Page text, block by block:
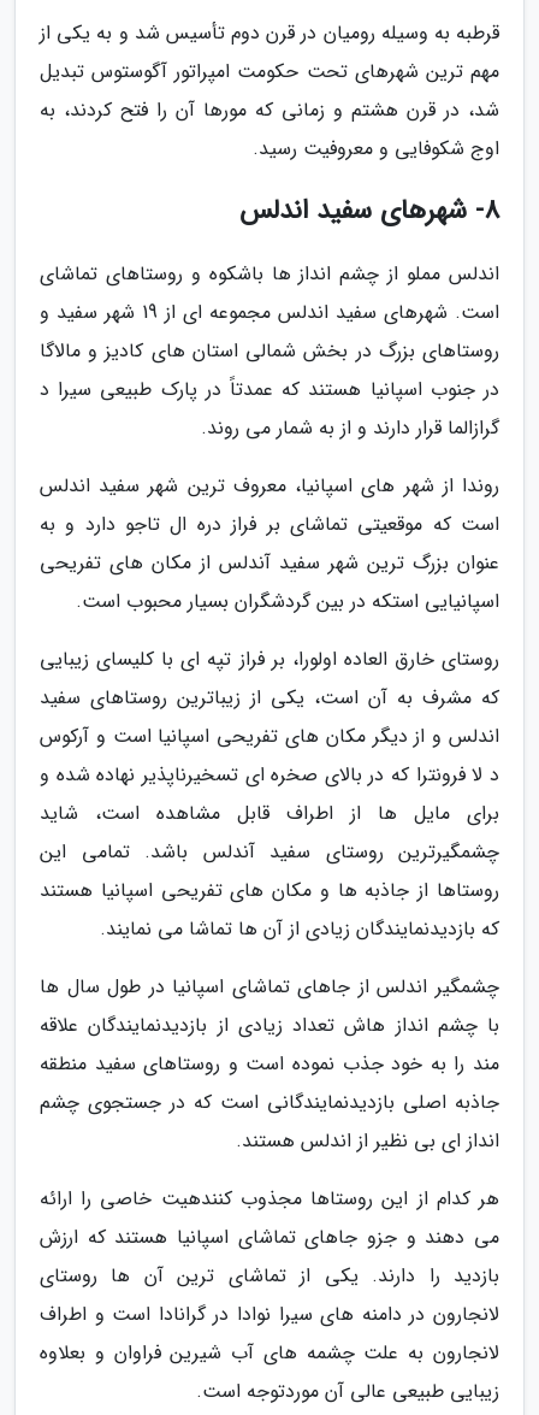
قرطبه به وسیله رومیان در قرن دوم تأسیس شد و به یکی از
مهم ترین شهرهای تحت حکومت امپراتور آگوستوس تبدیل
شد، در قرن هشتم و زمانی که مورها آن را فتح کردند، به
اوج شکوفایی و معروفیت رسید.
8- شهرهای سفید اندلس
اندلس مملو از چشم انداز ها باشکوه و روستاهای تماشای
است. شهرهای سفید اندلس مجموعه ای از 19 شهر سفید و
روستاهای بزرگ در بخش شمالی استان های کادیز و مالاگا
در جنوب اسپانیا هستند که عمدتاً در پارک طبیعی سیرا د
گرازالما قرار دارند و از به شمار می روند.
روندا از شهر های اسپانیا، معروف ترین شهر سفید اندلس
است که موقعیتی تماشای بر فراز دره ال تاجو دارد و به
عنوان بزرگ ترین شهر سفید آندلس از مکان های تفریحی
اسپانیایی استکه در بین گردشگران بسیار محبوب است.
روستای خارق العاده اولورا، بر فراز تپه ای با کلیسای زیبایی
که مشرف به آن است، یکی از زیباترین روستاهای سفید
اندلس و از دیگر مکان های تفریحی اسپانیا است و آرکوس
د لا فرونترا که در بالای صخره ای تسخیرناپذیر نهاده شده و
برای مایل ها از اطراف قابل مشاهده است، شاید
چشمگیرترین روستای سفید آندلس باشد. تمامی این
روستاها از جاذبه ها و مکان های تفریحی اسپانیا هستند
که بازدیدنمایندگان زیادی از آن ها تماشا می نمایند.
چشمگیر اندلس از جاهای تماشای اسپانیا در طول سال ها
با چشم انداز هاش تعداد زیادی از بازدیدنمایندگان علاقه
مند را به خود جذب نموده است و روستاهای سفید منطقه
جاذبه اصلی بازدیدنمایندگانی است که در جستجوی چشم
انداز ای بی نظیر از اندلس هستند.
هر کدام از این روستاها مجذوب کنندهیت خاصی را ارائه
می دهند و جزو جاهای تماشای اسپانیا هستند که ارزش
بازدید را دارند. یکی از تماشای ترین آن ها روستای
لانجارون در دامنه های سیرا نوادا در گرانادا است و اطراف
لانجارون به علت چشمه های آب شیرین فراوان و بعلاوه
زیبایی طبیعی عالی آن موردتوجه است.